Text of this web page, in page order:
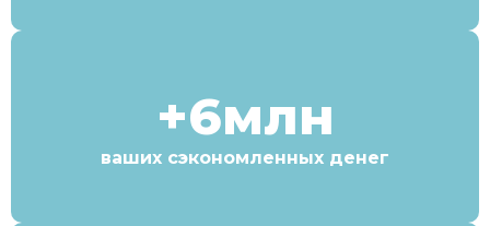
+6млн
ваших сэкономленных денег